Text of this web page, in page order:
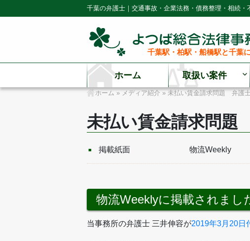
千葉の弁護士｜交通事故・企業法務・債務整理・相続・
千葉駅・柏駅・船橋駅と千葉
ホーム 取扱い案件
ホーム » メディア紹介 » 未払い賃金請求問題 弁護
未払い賃金請求問
掲載紙面 物流Weekly
物流Weeklyに掲載されまし
当事務所の弁護士 三井伸容が2019年3月20日